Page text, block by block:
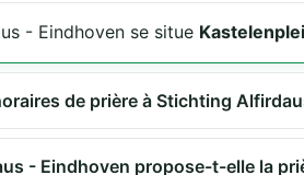
- Eindhoven se situe
de prière à Stichting
- Eindhoven propose-t-elle la